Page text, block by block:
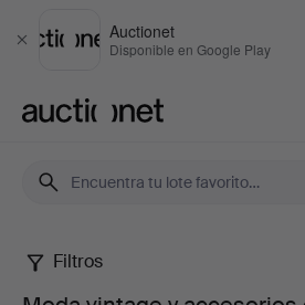
Cerrar
Auctionet
Disponible en Google Play
Moda
Filtros